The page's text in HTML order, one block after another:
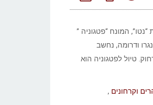
המונח “פטגוניה ”
ודרומה, נחשב
טיול לפטגוניה הוא
וקרחונים ,